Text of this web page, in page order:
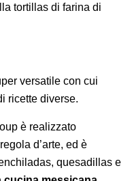
tortillas di farina di
versatile con cui
ricette diverse.
è realizzato
d’arte, ed è
quesadillas e